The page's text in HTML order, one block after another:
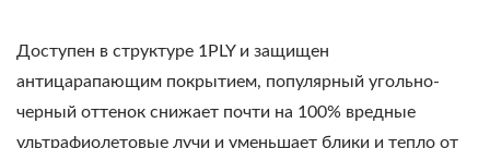
Доступен в структуре 1PLY и защищен
антицарапающим покрытием, популярный угольно-
черный оттенок снижает почти на 100% вредные
ультрафиолетовые лучи и уменьшает блики и тепло от